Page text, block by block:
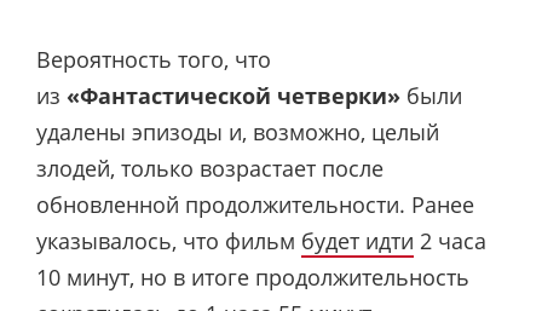
Вероятность того, что
из «Фантастической четверки» были
удалены эпизоды и, возможно, целый
злодей, только возрастает после
обновленной продолжительности. Ранее
указывалось, что фильм будет идти 2 часа
10 минут, но в итоге продолжительность